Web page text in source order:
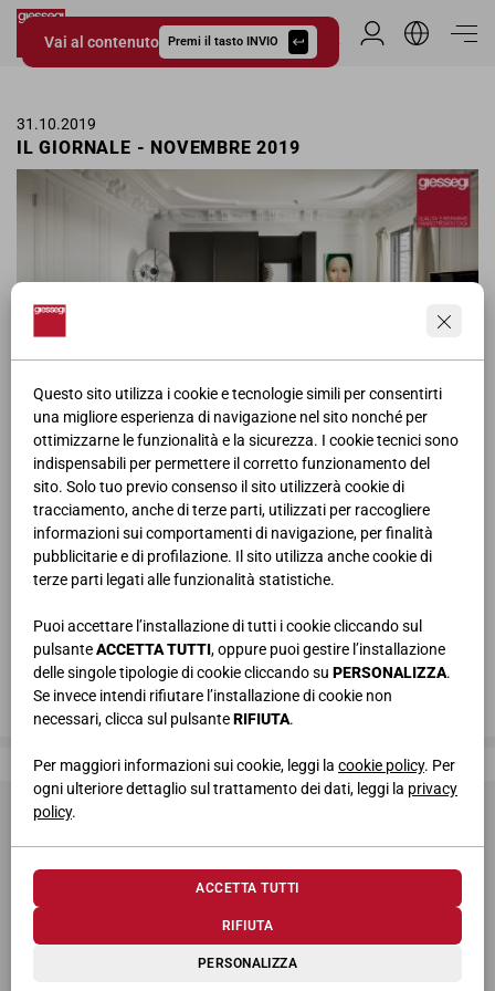
Questo sito utilizza i cookie e tecnologie simili per consentirti
una migliore esperienza di navigazione nel sito nonché per
ottimizzarne le funzionalità e la sicurezza. I cookie tecnici sono
indispensabili per permettere il corretto funzionamento del
sito. Solo tuo previo consenso il sito utilizzerà cookie di
tracciamento, anche di terze parti, utilizzati per raccogliere
informazioni sui comportamenti di navigazione, per finalità
pubblicitarie e di profilazione. Il sito utilizza anche cookie di
terze parti legati alle funzionalità statistiche.
Puoi accettare l’installazione di tutti i cookie cliccando sul
pulsanteACCETTA TUTTI, oppure puoi gestire l’installazione
delle singole tipologie di cookie cliccando su PERSONALIZZA.
Se invece intendi rifiutare l’installazione di cookie non
necessari, clicca sul pulsanteRIFIUTA.
Per maggiori informazioni sui cookie, leggi la cookie policy. Per
ogni ulteriore dettaglio sul trattamento dei dati, leggi la privacy
policy.
PERSONALIZZA
RIFIUTA
ACCETTA TUTTI
Vai al contenuto Premi il tasto INVIO
Giessegi.it
Area Riservata
31.10.2019
IL GIORNALE - NOVEMBRE 2019
Pagina pubblicitaria delle camere contract Giessegi ne Il Giornale
per il mese di Novembre.
Giessegi, dove la qualità è di casa
© 2026 Giessegi Industria Mobili S.p.a. P.I. 00642760433
Via Bramante 39, 62010 Appignano MC (Italia)